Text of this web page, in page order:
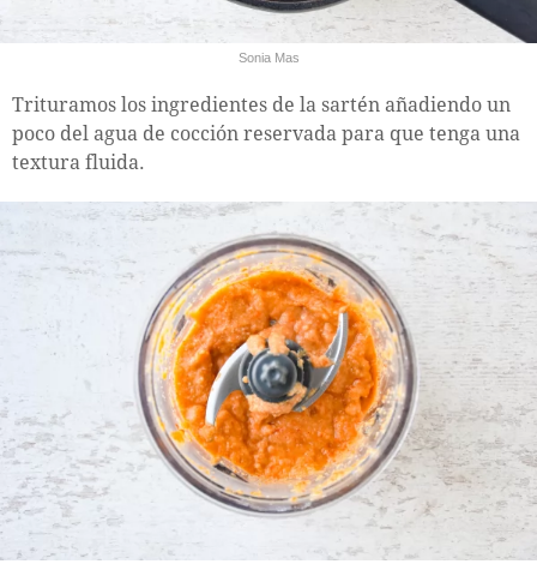
Sonia Mas
Trituramos los ingredientes de la sartén añadiendo un
poco del agua de cocción reservada para que tenga una
textura fluida.